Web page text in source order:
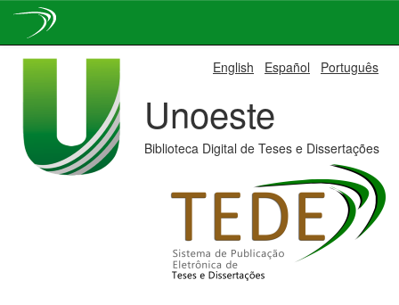
English Español Português
Unoeste
Biblioteca Digital de Teses e Dissertações